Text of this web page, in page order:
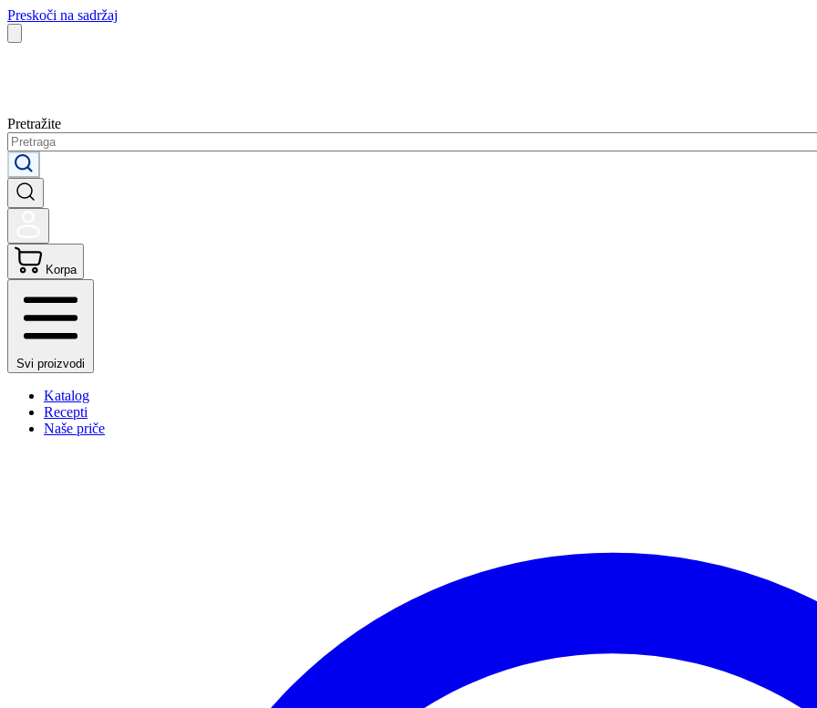
Preskoči na sadržaj
Pretražite
Korpa
Svi proizvodi
Katalog
Recepti
Naše priče